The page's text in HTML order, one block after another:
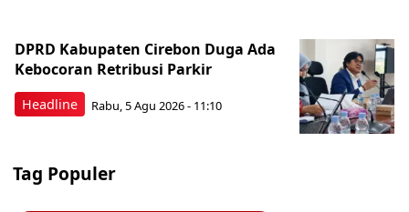
Headline
DPRD Kabupaten Cirebon Duga Ada
Kebocoran Retribusi Parkir
Rabu, 5 Agu 2026 - 11:10
Tag Populer